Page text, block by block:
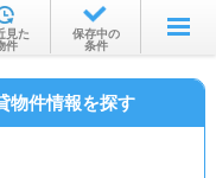
ら
見た
件
保存中の
条件
物件情報を探す